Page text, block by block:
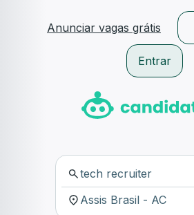
Anunciar vagas grátis
Entrar